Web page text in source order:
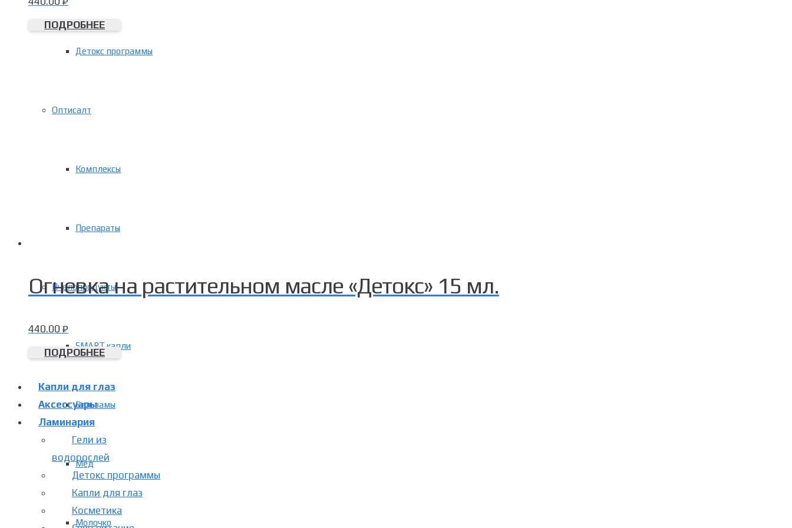
Детокс программы
Оптисалт
Комплексы
Препараты
Пчелопродукты
SMART капли
Бальзамы
Мёд
Молочко
ПОДРОБНЕЕ
Огневка на растительном масле «Детокс» 15 мл.
440.00 ₽
ПОДРОБНЕЕ
Капли для глаз
Аксессуары
Ламинария
Гели из
водорослей
Детокс программы
Капли для глаз
Косметика